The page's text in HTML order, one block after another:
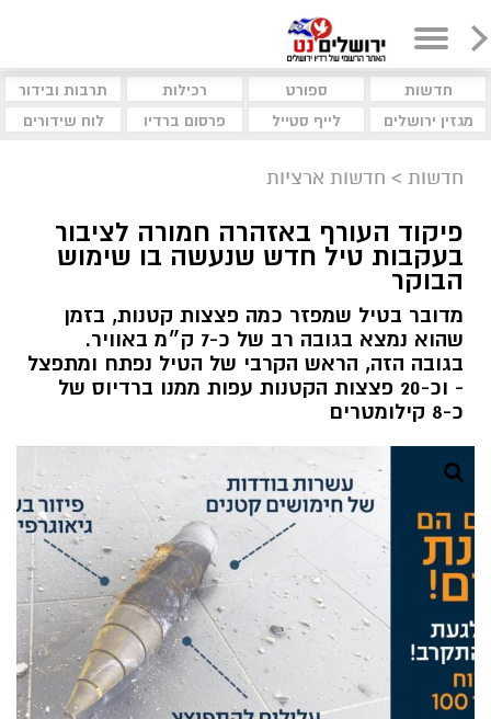
חדשות ספורט רכילות
תרבות ובידור
מגזין ירושלים
לייף סטייל פרסום ברדיו לוח שידורים
חדשות > חדשות ארציות
פיקוד העורף באזהרה חמורה לציבור
בעקבות טיל חדש שנעשה בו שימוש
הבוקר
מדובר בטיל שמפזר כמה פצצות קטנות, בזמן
שהוא נמצא בגובה רב של כ-7 ק״מ באוויר.
בגובה הזה, הראש הקרבי של הטיל נפתח ומתפצל
- וכ-20 פצצות הקטנות עפות ממנו ברדיוס של
כ-8 קילומטרים